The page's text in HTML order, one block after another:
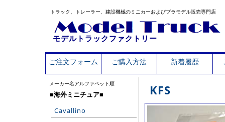
トラック、トレーラー、建設機械のミニカーおよびプラモデル販売専門店
モデルトラックファクトリー
ご注文フォーム ご購入方法 新着履歴
メーカー名アルファベット順
■海外ミニチュア■
Cavallino
KFS